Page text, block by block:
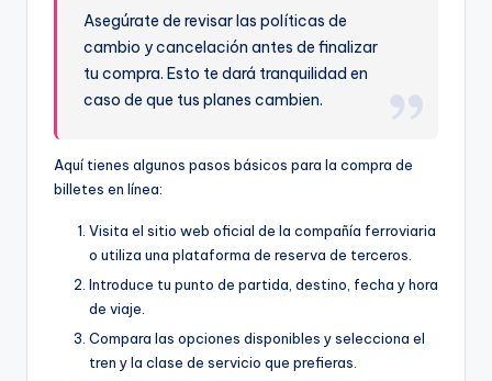
Asegúrate de revisar las políticas de
cambio y cancelación antes de finalizar
tu compra. Esto te dará tranquilidad en
caso de que tus planes cambien.
Aquí tienes algunos pasos básicos para la compra de
billetes en línea:
Visita el sitio web oficial de la compañía ferroviaria
o utiliza una plataforma de reserva de terceros.
Introduce tu punto de partida, destino, fecha y hora
de viaje.
Compara las opciones disponibles y selecciona el
tren y la clase de servicio que prefieras.